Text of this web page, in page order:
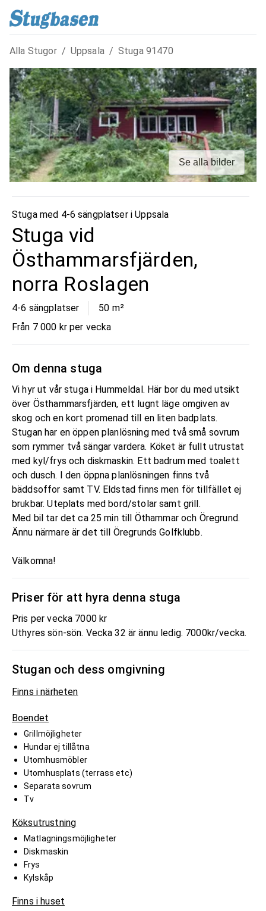
Alla Stugor / Uppsala / Stuga 91470
Se alla bilder
Stuga med 4-6 sängplatser iUppsala
Stuga vid
Östhammarsfjärden,
norra Roslagen
4-6 sängplatser 50 m²
Från 7 000 kr per vecka
Om denna stuga
Vi hyr ut vår stuga i Hummeldal. Här bor du med utsikt
över Östhammarsfjärden, ett lugnt läge omgiven av
skog och en kort promenad till en liten badplats.
Stugan har en öppen planlösning med två små sovrum
som rymmer två sängar vardera. Köket är fullt utrustat
med kyl/frys och diskmaskin. Ett badrum med toalett
och dusch. I den öppna planlösningen finns två
bäddsoffor samt TV. Eldstad finns men för tillfället ej
brukbar. Uteplats med bord/stolar samt grill.
Med bil tar det ca 25 min till Öthammar och Öregrund.
Ännu närmare är det till Öregrunds Golfklubb.
Välkomna!
Priser för att hyra denna stuga
Pris per vecka 7000 kr
Uthyres sön-sön. Vecka 32 är ännu ledig. 7000kr/vecka.
Stugan och dess omgivning
Finns i närheten
Boendet
Grillmöjligheter
Hundar ej tillåtna
Utomhusmöbler
Utomhusplats (terrass etc)
Separata sovrum
Tv
Köksutrustning
Matlagningsmöjligheter
Diskmaskin
Frys
Kylskåp
Finns i huset